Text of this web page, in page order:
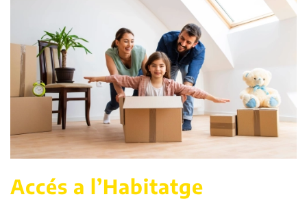
Accés a l’Habitatge